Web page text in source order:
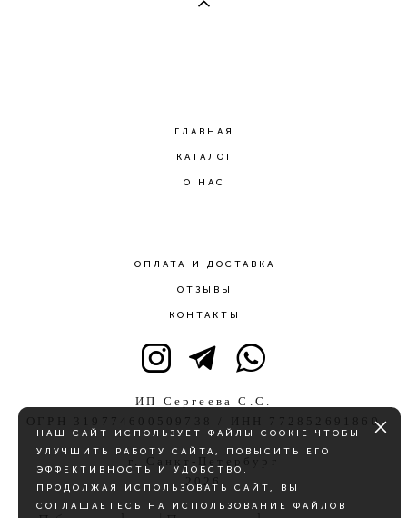
ГЛАВНАЯ
КАТАЛОГ
О НАС
ОПЛАТА И ДОСТАВКА
ОТЗЫВЫ
КОНТАКТЫ
ИП Сергеева С.С.
ОГРН 319774600509738 / ИНН 772852691860
г. Санкт-Петербург
2026
НАШ САЙТ ИСПОЛЬЗУЕТ ФАЙЛЫ COOKIE ЧТОБЫ
УЛУЧШИТЬ РАБОТУ САЙТА, ПОВЫСИТЬ ЕГО
ЭФФЕКТИВНОСТЬ И УДОБСТВО.
ПРОДОЛЖАЯ ИСПОЛЬЗОВАТЬ САЙТ, ВЫ
СОГЛАШАЕТЕСЬ НА ИСПОЛЬЗОВАНИЕ ФАЙЛОВ